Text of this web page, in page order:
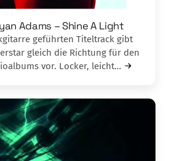
Adams – Shine A Light
geführten Titel­track gibt
gleich die Richtung für den
vor. Locker, leicht…